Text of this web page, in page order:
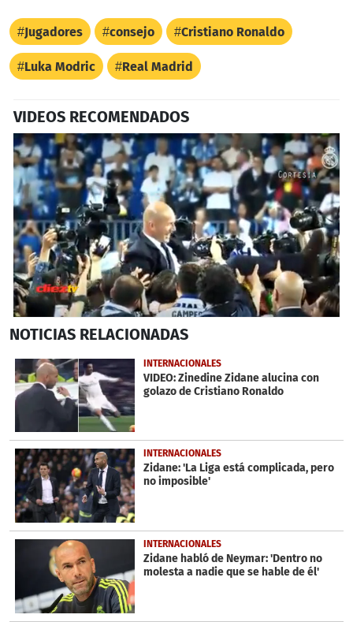
Jugadores consejo Cristiano Ronaldo
Luka Modric Real Madrid
VIDEOS RECOMENDADOS
seconds
1
minute,
8
seconds
NOTICIAS RELACIONADAS
INTERNACIONALES
VIDEO: Zinedine Zidane alucina con
golazo de Cristiano Ronaldo
INTERNACIONALES
Zidane: 'La Liga está complicada, pero
no imposible'
INTERNACIONALES
Zidane habló de Neymar: 'Dentro no
molesta a nadie que se hable de él'